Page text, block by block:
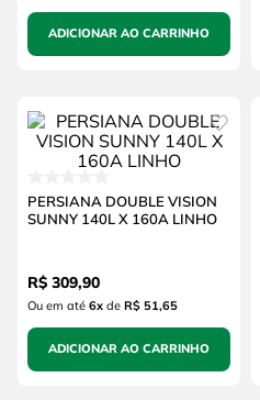
ADICIONAR AO CARRINHO
PERSIANA DOUBLE VISION
SUNNY 140L X 160A LINHO
R$ 309,90
Ou em até 6xde R$ 51,65
ADICIONAR AO CARRINHO